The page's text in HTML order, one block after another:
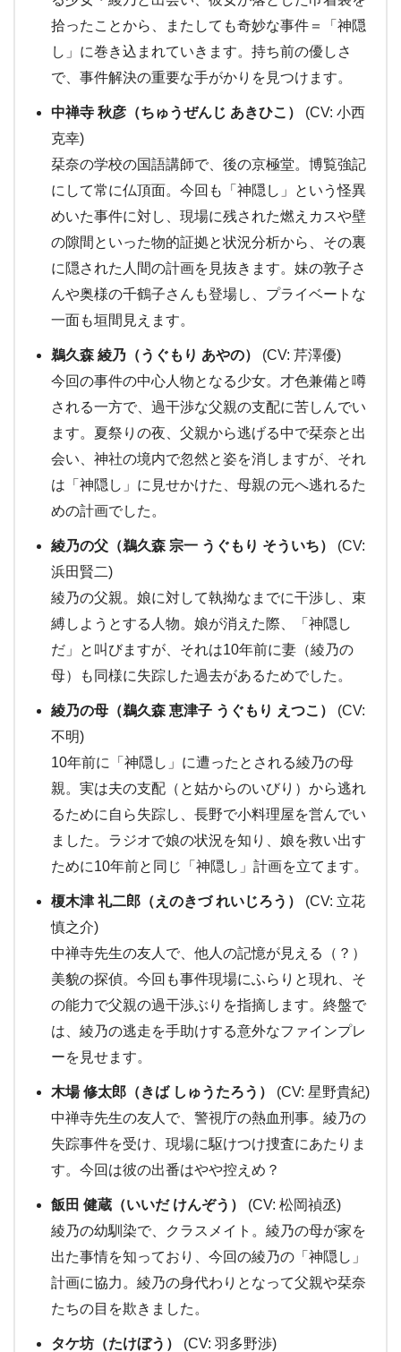
拾ったことから、またしても奇妙な事件＝「神隠
し」に巻き込まれていきます。持ち前の優しさ
で、事件解決の重要な手がかりを見つけます。
中禅寺 秋彦（ちゅうぜんじ あきひこ）
(CV: 小西
克幸)
栞奈の学校の国語講師で、後の京極堂。博覧強記
にして常に仏頂面。今回も「神隠し」という怪異
めいた事件に対し、現場に残された燃えカスや壁
の隙間といった物的証拠と状況分析から、その裏
に隠された人間の計画を見抜きます。妹の敦子さ
んや奥様の千鶴子さんも登場し、プライベートな
一面も垣間見えます。
鵜久森 綾乃（うぐもり あやの）
(CV: 芹澤優)
今回の事件の中心人物となる少女。才色兼備と噂
される一方で、過干渉な父親の支配に苦しんでい
ます。夏祭りの夜、父親から逃げる中で栞奈と出
会い、神社の境内で忽然と姿を消しますが、それ
は「神隠し」に見せかけた、母親の元へ逃れるた
めの計画でした。
綾乃の父（鵜久森 宗一 うぐもり そういち）
(CV:
浜田賢二)
綾乃の父親。娘に対して執拗なまでに干渉し、束
縛しようとする人物。娘が消えた際、「神隠し
だ」と叫びますが、それは10年前に妻（綾乃の
母）も同様に失踪した過去があるためでした。
綾乃の母（鵜久森 恵津子 うぐもり えつこ）
(CV:
不明)
10年前に「神隠し」に遭ったとされる綾乃の母
親。実は夫の支配（と姑からのいびり）から逃れ
るために自ら失踪し、長野で小料理屋を営んでい
ました。ラジオで娘の状況を知り、娘を救い出す
ために10年前と同じ「神隠し」計画を立てます。
榎木津 礼二郎（えのきづ れいじろう）
(CV: 立花
慎之介)
中禅寺先生の友人で、他人の記憶が見える（？）
美貌の探偵。今回も事件現場にふらりと現れ、そ
の能力で父親の過干渉ぶりを指摘します。終盤で
は、綾乃の逃走を手助けする意外なファインプレ
ーを見せます。
木場 修太郎（きば しゅうたろう）
(CV: 星野貴紀)
中禅寺先生の友人で、警視庁の熱血刑事。綾乃の
失踪事件を受け、現場に駆けつけ捜査にあたりま
す。今回は彼の出番はやや控えめ？
飯田 健蔵（いいだ けんぞう）
(CV: 松岡禎丞)
綾乃の幼馴染で、クラスメイト。綾乃の母が家を
出た事情を知っており、今回の綾乃の「神隠し」
計画に協力。綾乃の身代わりとなって父親や栞奈
たちの目を欺きました。
タケ坊（たけぼう）
(CV: 羽多野渉)